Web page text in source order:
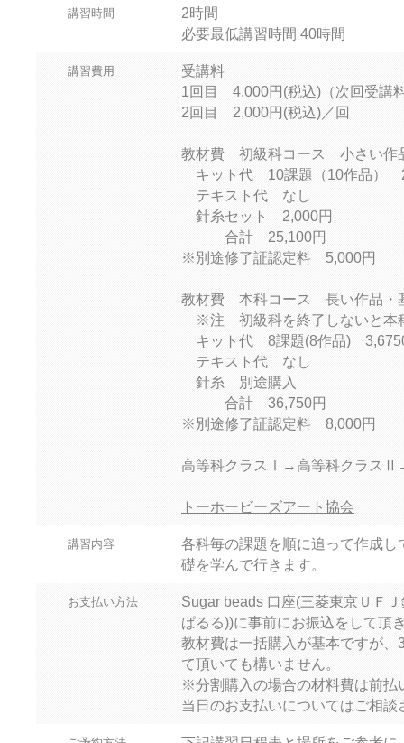
講習時間
2時間
必要最低講習時間 40時間
講習費用
受講料
1回目 4,000円(税込)（次回受講
2回目 2,000円(税込)／回
教材費 初級科コース 小さい作
キット代 10課題（10作品）
テキスト代 なし
針糸セット 2,000円
合計 25,100円
※別途修了証認定料 5,000円
教材費 本科コース 長い作品・
※注 初級科を終了しないと本
キット代 8課題(8作品)
テキスト代 なし
針糸 別途購入
合計 36,750円
※別途修了証認定料 8,000円
高等科クラスⅠ→高等科クラス
トーホービーズアート協会
講習内容
各科毎の課題を順に追って作成し
礎を学んで行きます。
お支払い方法
Sugar beads 口座(三菱東京ＵＦ
ぱるる))に事前にお振込をして頂
教材費は一括購入が基本ですが、
て頂いても構いません。
※分割購入の場合の材料費は前払
当日のお支払いについてはご相談